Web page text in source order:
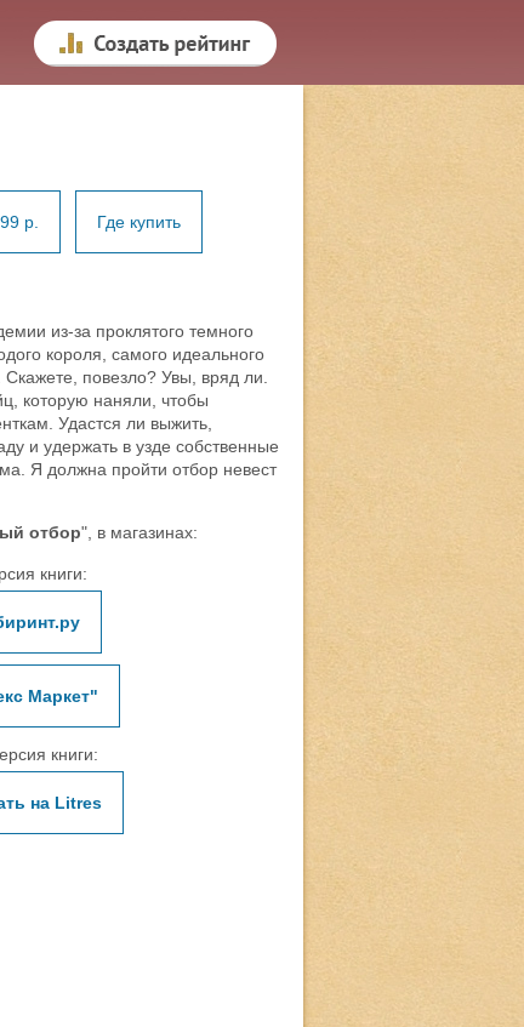
р. Где купить
из-за проклятого темного
короля, самого идеального
повезло? Увы, вряд ли.
которую наняли, чтобы
Удастся ли выжить,
и удержать в узде собственные
Я должна пройти отбор невест
отбор", в магазинах:
книги:
Маркет"
книги:
на Litres